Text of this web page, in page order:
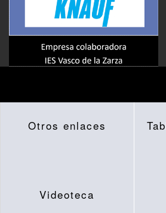
Otros enlaces
Videoteca